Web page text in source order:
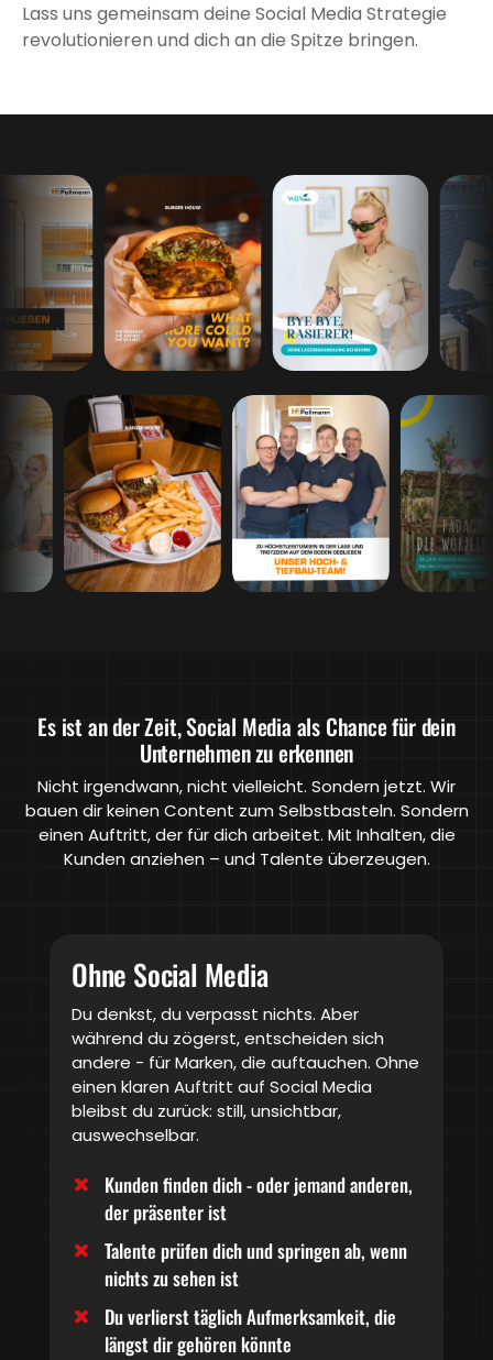
Lass uns gemeinsam deine Social Media Strategie
revolutionieren und dich an die Spitze bringen.
Es ist an der Zeit, Social Media als Chance für dein
Unternehmen zu erkennen
Nicht irgendwann, nicht vielleicht. Sondern jetzt. Wir
bauen dir keinen Content zum Selbstbasteln. Sondern
einen Auftritt, der für dich arbeitet. Mit Inhalten, die
Kunden anziehen – und Talente überzeugen.
Ohne Social Media
Du denkst, du verpasst nichts. Aber
während du zögerst, entscheiden sich
andere - für Marken, die auftauchen. Ohne
einen klaren Auftritt auf Social Media
bleibst du zurück: still, unsichtbar,
auswechselbar.
Kunden finden dich - oder jemand anderen,
der präsenter ist
Talente prüfen dich und springen ab, wenn
nichts zu sehen ist
Du verlierst täglich Aufmerksamkeit, die
längst dir gehören könnte